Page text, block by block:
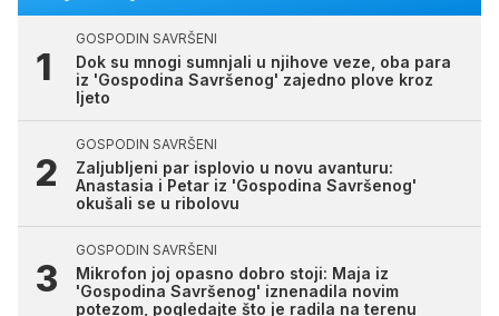
GOSPODIN SAVRŠENI
Dok su mnogi sumnjali u njihove veze, oba para
iz 'Gospodina Savršenog' zajedno plove kroz
ljeto
GOSPODIN SAVRŠENI
Zaljubljeni par isplovio u novu avanturu:
Anastasia i Petar iz 'Gospodina Savršenog'
okušali se u ribolovu
GOSPODIN SAVRŠENI
Mikrofon joj opasno dobro stoji: Maja iz
'Gospodina Savršenog' iznenadila novim
potezom, pogledajte što je radila na terenu